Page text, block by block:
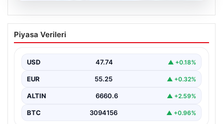
07.08.2026
Bayram ikramiyeleri ne zaman yatacak?
2026 Kurban Bayramı emekli ikramiye
Piyasa Verileri
USD 47.74 ▲ +0.18%
EUR 55.25 ▲ +0.32%
ALTIN 6660.6 ▲ +2.59%
BTC 3094156 ▲ +0.96%